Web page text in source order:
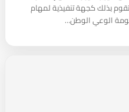
بذلك كجهة تنفيذية لمهام
الوعي الوطن…